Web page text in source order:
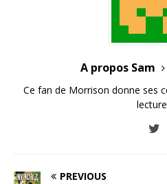
A propos Sam
Ce fan de Morrison donne ses
PREVIOUS